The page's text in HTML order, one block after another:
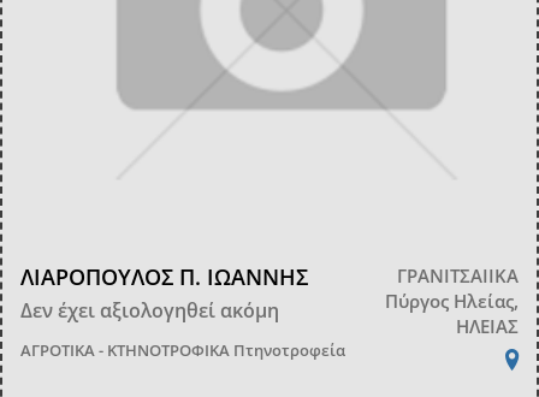
ΛΙΑΡΟΠΟΥΛΟΣ Π. ΙΩΑΝΝΗΣ
Δεν έχει αξιολογηθεί ακόμη
ΑΓΡΟΤΙΚΑ - ΚΤΗΝΟΤΡΟΦΙΚΑ Πτηνοτροφεία
ΓΡΑΝΙΤΣΑΙΙΚΑ
Πύργος Ηλείας,
ΗΛΕΙΑΣ